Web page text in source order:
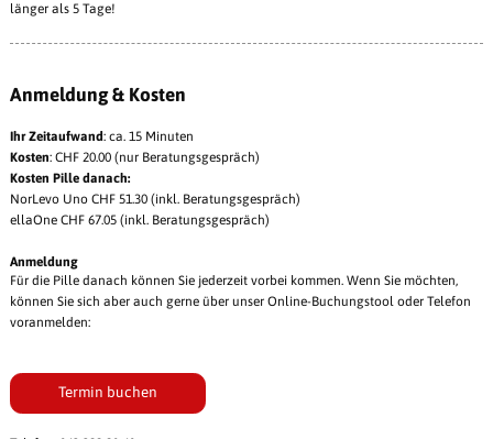
länger als 5 Tage!
Anmeldung & Kosten
Ihr Zeitaufwand: ca. 15 Minuten
Kosten: CHF 20.00 (nur Beratungsgespräch)
Kosten Pille danach:
NorLevo Uno CHF 51.30 (inkl. Beratungsgespräch)
ellaOne CHF 67.05 (inkl. Beratungsgespräch)
Anmeldung
Für die Pille danach können Sie jederzeit vorbei kommen. Wenn Sie möchten,
können Sie sich aber auch gerne über unser Online-Buchungstool oder Telefon
voranmelden:
Termin buchen